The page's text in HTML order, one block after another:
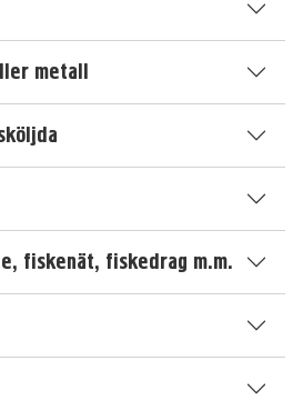
metall
fiskenät, fiskedrag m.m.